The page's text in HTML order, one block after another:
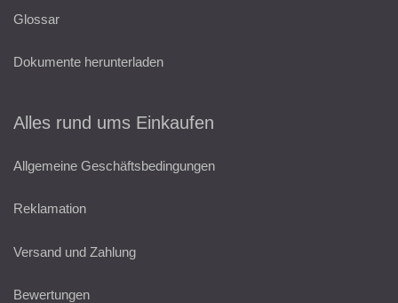
Glossar
Dokumente herunterladen
Alles rund ums Einkaufen
Allgemeine Geschäftsbedingungen
Reklamation
Versand und Zahlung
Bewertungen